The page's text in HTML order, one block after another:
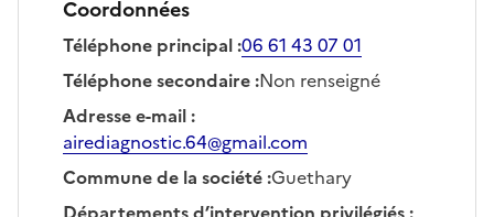
Coordonnées
Téléphone principal:06 61 43 07 01
Téléphone secondaire:Non renseigné
Adresse e-mail:
airediagnostic.64@gmail.com
Commune de la société:Guethary